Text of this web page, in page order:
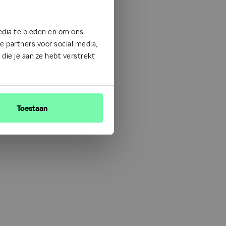
te bieden en om ons
partners voor social media,
je aan ze hebt verstrekt
Toestaan